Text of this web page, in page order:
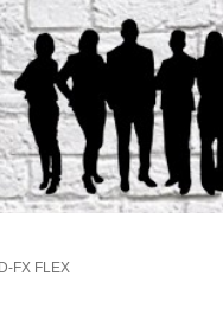
D-FX FLEX